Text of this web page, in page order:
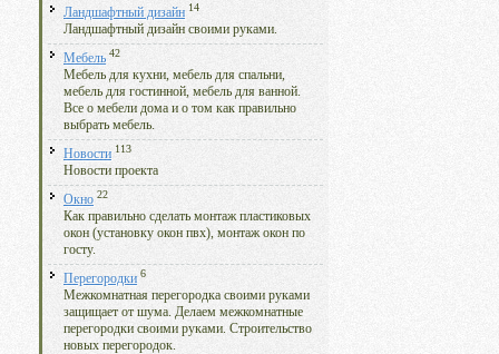
Ландшафтный дизайн 14
Ландшафтный дизайн своими руками.
Мебель 42
Мебель для кухни, мебель для спальни,
мебель для гостинной, мебель для ванной.
Все о мебели дома и о том как правильно
выбрать мебель.
Новости 113
Новости проекта
Окно 22
Как правильно сделать монтаж пластиковых
окон (установку окон пвх), монтаж окон по
госту.
Перегородки 6
Межкомнатная перегородка своими руками
защищает от шума. Делаем межкомнатные
перегородки своими руками. Строительство
новых перегородок.